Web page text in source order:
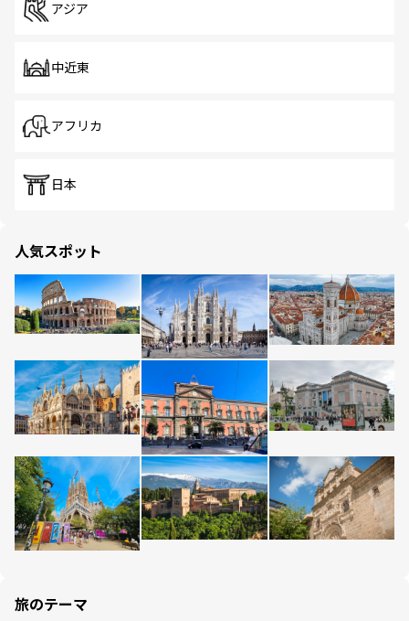
アジア
中近東
アフリカ
日本
人気スポット
旅のテーマ